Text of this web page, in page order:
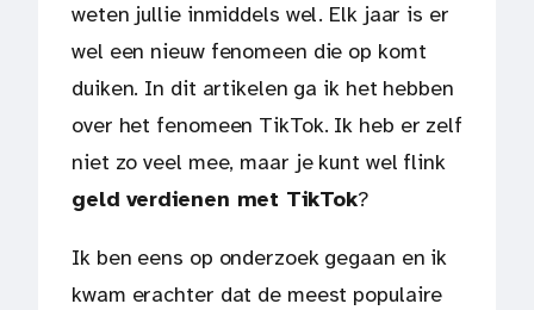
weten jullie inmiddels wel. Elk jaar is er
wel een nieuw fenomeen die op komt
duiken. In dit artikelen ga ik het hebben
over het fenomeen TikTok. Ik heb er zelf
niet zo veel mee, maar je kunt wel flink
geld verdienen met TikTok?
Ik ben eens op onderzoek gegaan en ik
kwam erachter dat de meest populaire